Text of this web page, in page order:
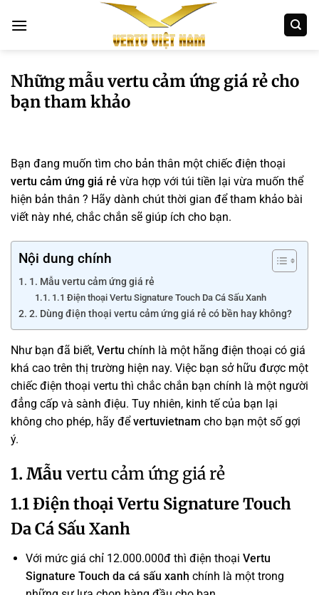
qua
Những mẫu vertu cảm ứng giá rẻ cho
bạn tham khảo
Bạn đang muốn tìm cho bản thân một chiếc điện thoại
vertu cảm ứng giá rẻ vừa hợp với túi tiền lại vừa muốn thể
hiện bản thân ? Hãy dành chút thời gian để tham khảo bài
viết này nhé, chắc chắn sẽ giúp ích cho bạn.
Nội dung chính
1. Mẫu vertu cảm ứng giá rẻ
1.1 Điện thoại Vertu Signature Touch Da Cá Sấu Xanh
2. Dùng điện thoại vertu cảm ứng giá rẻ có bền hay không?
Như bạn đã biết, Vertu chính là một hãng điện thoại có giá
khá cao trên thị trường hiện nay. Việc bạn sở hữu được một
chiếc điện thoại vertu thì chắc chắn bạn chính là một người
đẳng cấp và sành điệu. Tuy nhiên, kinh tế của bạn lại
không cho phép, hãy đểvertuvietnam cho bạn một số gợi
ý.
1. Mẫu vertu cảm ứng giá rẻ
1.1 Điện thoại Vertu Signature Touch
Da Cá Sấu Xanh
Với mức giá chỉ 12.000.000đ thì điện thoại Vertu
Signature Touch da cá sấu xanh chính là một trong